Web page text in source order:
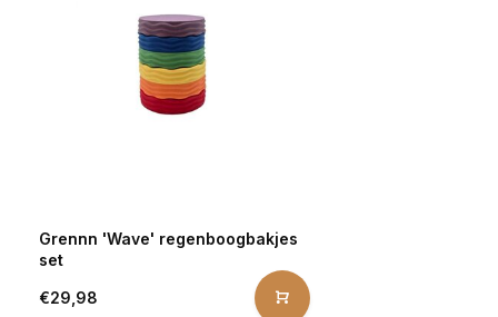
Grennn 'Wave' regenboogbakjes
set
€29,98